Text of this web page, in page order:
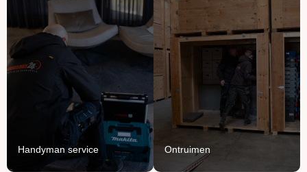
Handyman service
Handyman
service
Voor het ophangen,
monteren en demonteren
van je spullen.
Lees Meer
Ontruimen
Ontruimen
Opruimen of ontruimen:
van knusse flat tot groot
bedrijfspand.
Lees Meer